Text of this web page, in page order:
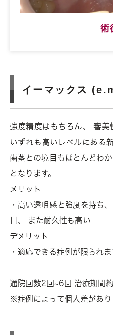
術
イーマックス
強度精度はもちろん、 審
いずれも高いレベルにある
歯茎との境目もほとんどわ
となります。
メリット
・高い透明感と強度を持ち
目、 また耐久性も高い
デメリット
・適応できる症例が限られま
通院回数2回~6回 治療期間
※症例によって個人差があり